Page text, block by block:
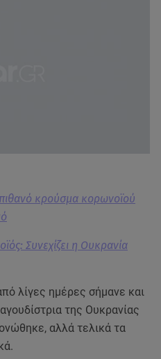
κρούσμα κορωνοϊού
Συνεχίζει η Ουκρανία
λίγες ημέρες σήμανε και
της Ουκρανίας
αλλά τελικά τα